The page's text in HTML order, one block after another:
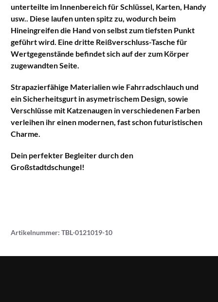
unterteilte im Innenbereich für Schlüssel, Karten, Handy
usw.. Diese laufen unten spitz zu, wodurch beim
Hineingreifen die Hand von selbst zum tiefsten Punkt
geführt wird. Eine dritte Reißverschluss-Tasche für
Wertgegenstände befindet sich auf der zum Körper
zugewandten Seite.
Strapazierfähige Materialien wie Fahrradschlauch und
ein Sicherheitsgurt in asymetrischem Design, sowie
Verschlüsse mit Katzenaugen in verschiedenen Farben
verleihen ihr einen modernen, fast schon futuristischen
Charme.
Dein perfekter Begleiter durch den
Großstadtdschungel!
Artikelnummer:TBL-0121019-10